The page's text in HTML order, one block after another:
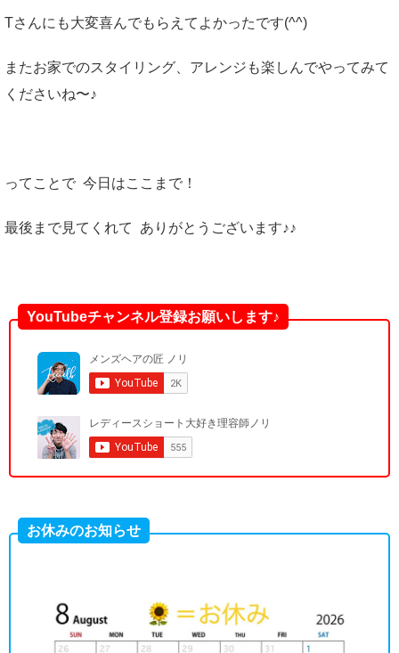
Tさんにも大変喜んでもらえてよかったです(^^)
またお家でのスタイリング、アレンジも楽しんでやってみて
くださいね〜♪
ってことで 今日はここまで！
最後まで見てくれて ありがとうございます♪♪
YouTubeチャンネル登録お願いします♪
お休みのお知らせ